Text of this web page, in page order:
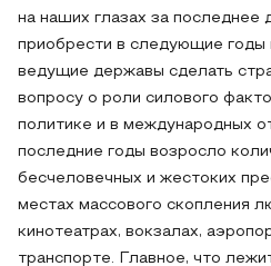
на наших глазах за последнее
приобрести в следующие годы
ведущие державы сделать
вопросу о роли силового
политике и в международных
последние годы возросло
бесчеловечных и жестоких
местах массового скопления
кинотеатрах, вокзалах,
транспорте. Главное, что